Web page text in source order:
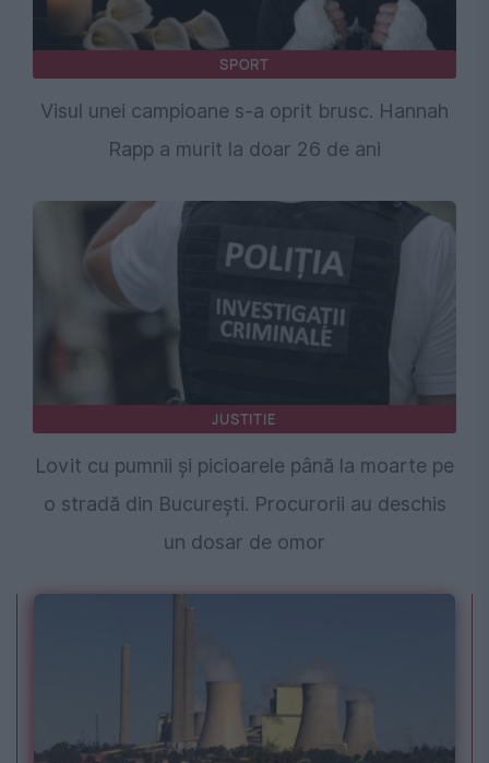
SPORT
Visul unei campioane s-a oprit brusc. Hannah
Rapp a murit la doar 26 de ani
JUSTITIE
Lovit cu pumnii și picioarele până la moarte pe
o stradă din București. Procurorii au deschis
un dosar de omor